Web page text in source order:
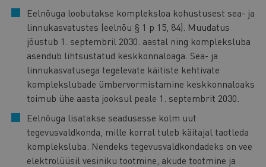
Eelnõuga loobutakse kompleksloa kohustusest sea- ja
linnukasvatustes (eelnõu § 1 p 15, 84). Muudatus
jõustub 1. septembril 2030. aastal ning kompleksluba
asendub lihtsustatud keskkonnaloaga. Sea- ja
linnukasvatusega tegelevate käitiste kehtivate
komplekslubade ümbervormistamine keskkonnaloaks
toimub ühe aasta jooksul peale 1. septembrit 2030.
Eelnõuga lisatakse seadusesse kolm uut
tegevusvaldkonda, mille korral tuleb käitajal taotleda
kompleksluba. Nendeks tegevusvaldkondadeks on vee
elektrolüüsil vesiniku tootmine, akude tootmine ja